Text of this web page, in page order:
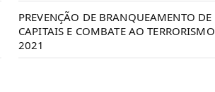
PREVENÇÃO DE BRANQUEAMENTO DE
CAPITAIS E COMBATE AO TERRORISMO
2021